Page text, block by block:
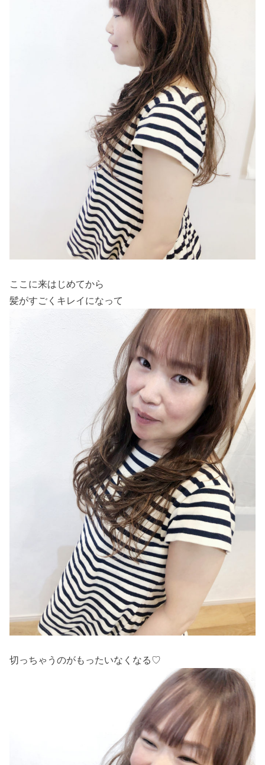
ここに来はじめてから
髪がすごくキレイになって
切っちゃうのがもったいなくなる♡